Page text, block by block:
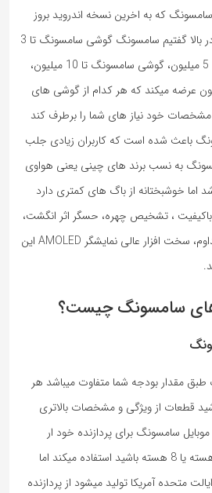
همانند گوشی های سری A سامسونگ که به اخرین نسخه اندروید بروز
رسانی میشود. همانطور که در بالا گفتیم سامسونگ گوشی سامسونگ تا 3
میلیون، گوشی سامسونگ تا 5 میلیون، گوشی سامسونگ تا 10 میلیون،
تا 15 میلیون عرضه میکند که هر کدام از گوشی های
مشخصات خود نیاز های شما را برطرف کند
باعث شده است که کاربران زیادی جلب
به نسب برند های چینی یعنی هواوی
اما خوشبختانه از باگ های کمتری دارد
، تشخیص چهره، حسگر اثر انگشت،
دریافت آپدیت به صورت مداوم، سخت افزار عالی نمایشگر AMOLED این
سامسونگ چیست؟
مقدار بودجه شما متفاوت میباشد هر
قطعات از ویژگی و مشخصات بالاتری
سامسونگ برای پردازنده خود ار
Exynos که ممکن است 4 هسته یا 8 هسته باشید استفاده میکند اما
متحده آمریکا تولید میشود از پردازنده